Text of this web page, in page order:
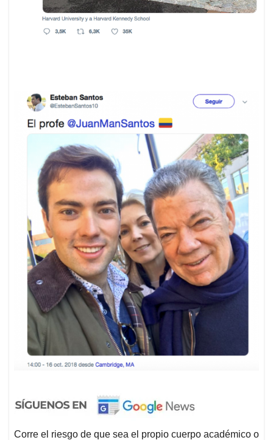
Corre el riesgo de que sea el propio cuerpo académico o